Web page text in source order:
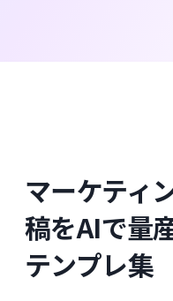
マーケティ
稿をAIで量
テンプレ集